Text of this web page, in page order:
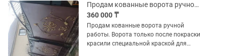
Продам кованные ворота ручной работы
360 000 ₸
Продам кованные ворота ручной
работы. Ворота только после покраски
красили специальной краской для